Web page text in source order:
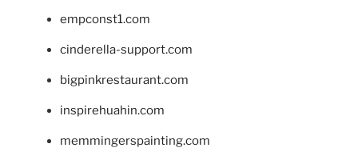
empconst1.com
cinderella-support.com
bigpinkrestaurant.com
inspirehuahin.com
memmingerspainting.com